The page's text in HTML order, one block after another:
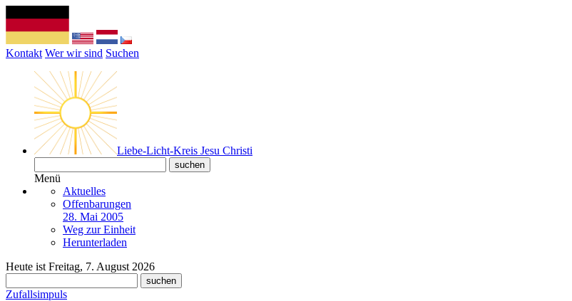
Kontakt Wer wir sind Suchen
Liebe-Licht-Kreis Jesu Christi
Menü
Aktuelles
Offenbarungen
28. Mai 2005
Weg zur Einheit
Herunterladen
Heute ist Freitag, 7. August 2026
Zufallsimpuls